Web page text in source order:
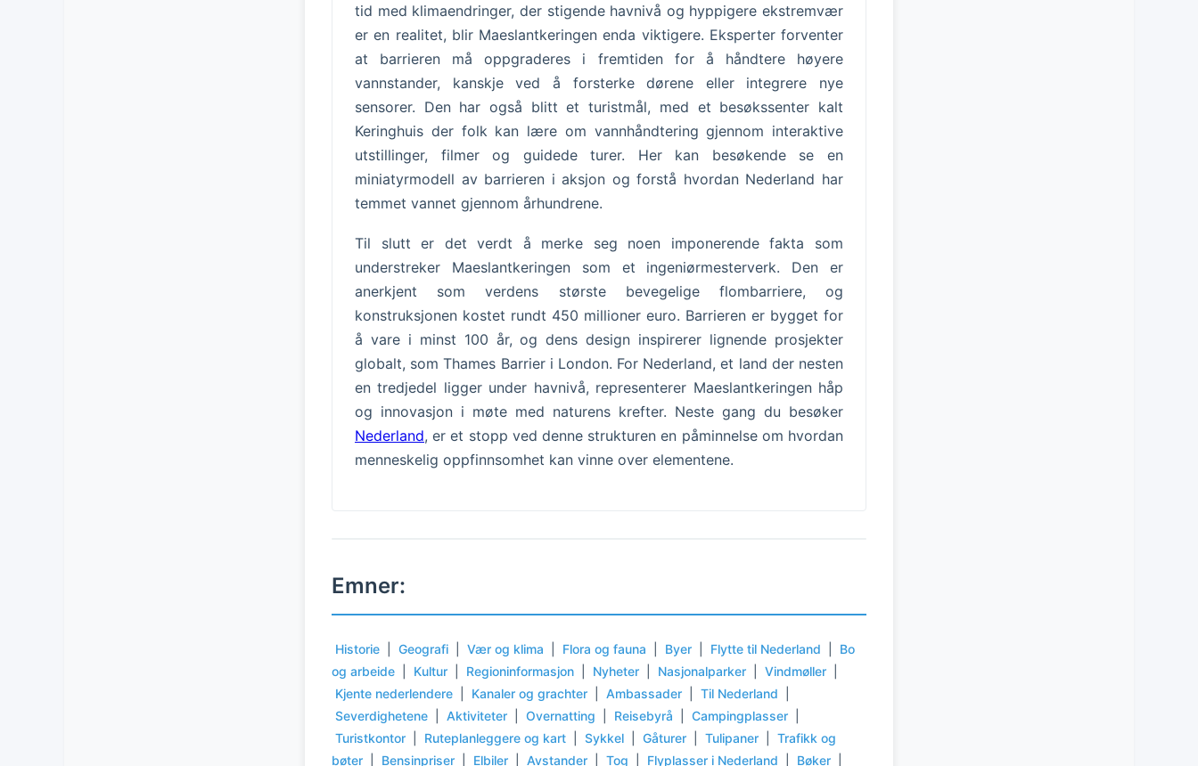
tid med klimaendringer, der stigende havnivå og hyppigere ekstremvær
er en realitet, blir Maeslantkeringen enda viktigere. Eksperter forventer
at barrieren må oppgraderes i fremtiden for å håndtere høyere
vannstander, kanskje ved å forsterke dørene eller integrere nye
sensorer. Den har også blitt et turistmål, med et besøkssenter kalt
Keringhuis der folk kan lære om vannhåndtering gjennom interaktive
utstillinger, filmer og guidede turer. Her kan besøkende se en
miniatyrmodell av barrieren i aksjon og forstå hvordan Nederland har
temmet vannet gjennom århundrene.
Til slutt er det verdt å merke seg noen imponerende fakta som
understreker Maeslantkeringen som et ingeniørmesterverk. Den er
anerkjent som verdens største bevegelige flombarriere, og
konstruksjonen kostet rundt 450 millioner euro. Barrieren er bygget for
å vare i minst 100 år, og dens design inspirerer lignende prosjekter
globalt, som Thames Barrier i London. For Nederland, et land der nesten
en tredjedel ligger under havnivå, representerer Maeslantkeringen håp
og innovasjon i møte med naturens krefter. Neste gang du besøker
Nederland, er et stopp ved denne strukturen en påminnelse om hvordan
menneskelig oppfinnsomhet kan vinne over elementene.
Emner:
Historie Geografi Vær og klima Flora og fauna Byer Flytte til Nederland
Bo
og arbeide
Kultur Regioninformasjon Nyheter Nasjonalparker Vindmøller
Kjente nederlendere
Kanaler og grachter Ambassader Til Nederland
Severdighetene
Aktiviteter Overnatting Reisebyrå Campingplasser
Turistkontor
Ruteplanleggere og kart Sykkel Gåturer Tulipaner
Trafikk og
bøter
Bensinpriser Elbiler Avstander Tog Flyplasser i Nederland Bøker